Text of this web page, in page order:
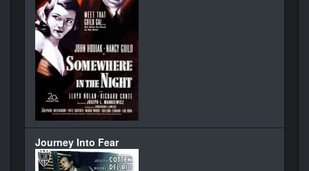
Journey Into Fear